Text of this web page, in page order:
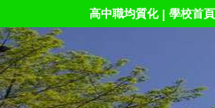
高中職均質化| 學校首頁